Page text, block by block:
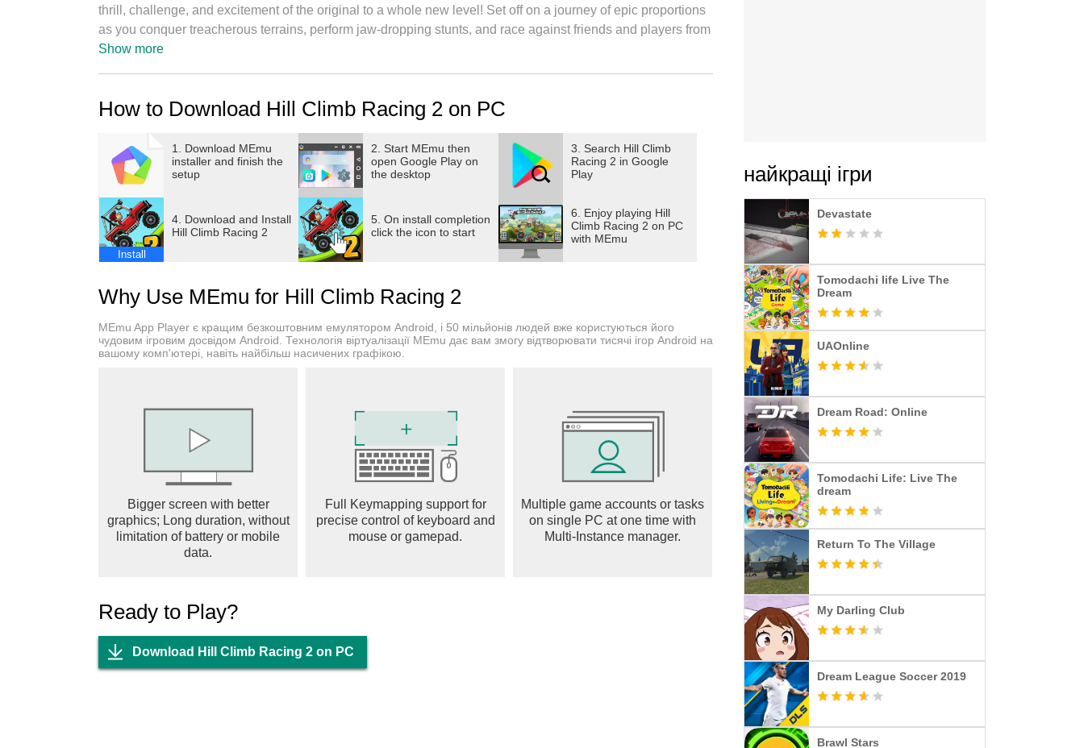
thrill, challenge, and excitement of the original to a whole new level! Set off on a journey of epic proportions
as you conquer treacherous terrains, perform jaw-dropping stunts, and race against friends and players from
around the world. With its exhilarating gameplay, stunning visuals, and a wide range of customizable
The brand new track editor feature is now here and open to everyone! Design and create your own tracks to
share with friends or to players around the world! Get out there and create, climb, and conquer those hills!
● Dynamic Vehicles and Upgrades
Choose from a variety of vehicles, each with its own unique abilities and characteristics. Upgrade your ride
to improve its performance on the toughest tracks. From supercars to monster trucks to bikes, the options are
endless!
● Multiplayer Mayhem
and show off your driving skills as you race towards victory. The multiplayer cups mode adds a whole new
layer of competition and excitement.
Explore a diverse range of breathtaking landscapes, from challenging hillsides to sprawling cities. Each
environment presents its own set of obstacles and opportunities for stunts. Can you master them all?
● Epic Stunts and Challenges
Conquer unique challenges to unlock new stages and vehicles. The more audacious your stunts, the bigger
the rewards!
and tune your vehicles to suit your playstyle and dominate the tracks. Show off your style to the world!
● Competitive Team Races and Weekly Events
Climb the ranks and prove your driving prowess in competitive team leagues and challenging weekly events
Show more
How to Download Hill Climb Racing 2 on PC
1. Download MEmu
installer and finish the
setup
2. Start MEmu then
open Google Play on
the desktop
3. Search Hill Climb
Racing 2 in Google
Play
Install
4. Download and Install
Hill Climb Racing 2
5. On install completion
click the icon to start
6. Enjoy playing Hill
Climb Racing 2 on PC
with MEmu
Why Use MEmu for Hill Climb Racing 2
MEmu App Player є кращим безкоштовним емулятором Android, і 50 мільйонів людей вже користуються його
чудовим ігровим досвідом Android. Технологія віртуалізації MEmu дає вам змогу відтворювати тисячі ігор Android на
вашому комп'ютері, навіть найбільш насичених графікою.
Bigger screen with better
graphics; Long duration, without
limitation of battery or mobile
data.
Full Keymapping support for
precise control of keyboard and
mouse or gamepad.
Multiple game accounts or tasks
on single PC at one time with
Multi-Instance manager.
Ready to Play?
Download Hill Climb Racing 2 on PC
найкращі ігри
Devastate
Tomodachi life Live The
Dream
UAOnline
Dream Road: Online
Tomodachi Life: Live The
dream
Return To The Village
My Darling Club
Dream League Soccer 2019
Brawl Stars